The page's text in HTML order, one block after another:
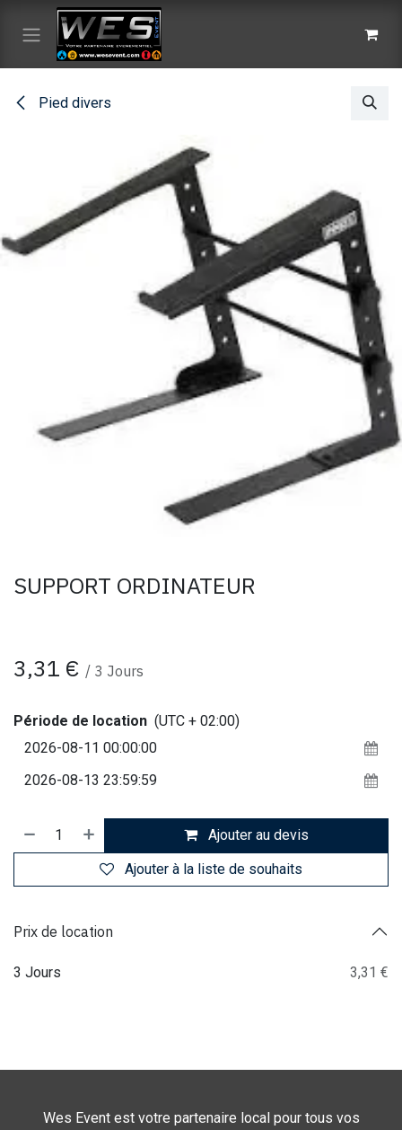
Se rendre au contenu
Pied divers
SUPPORT ORDINATEUR
3,31 € / 3 Jours
Période de location (UTC + 02:00)
Ajouter au devis
Ajouter à la liste de souhaits
Prix de location
3 Jours 3,31 €
Wes Event est votre partenaire local pour tous vos